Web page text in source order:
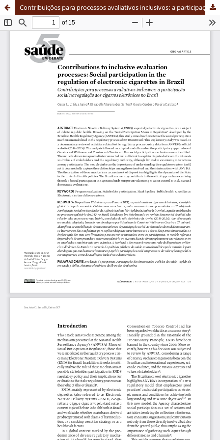
Contribuições para processos avaliativos inclusivos: a participação social na regulação dos cigarros eletrônicos no Brasil